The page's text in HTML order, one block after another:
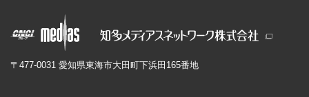
〒477-0031 愛知県東海市大田町下浜田165番地